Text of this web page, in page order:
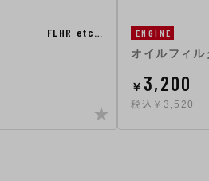
FLHR etc… ENGINE
オイルフィル
￥ 3,200
税込￥3,520